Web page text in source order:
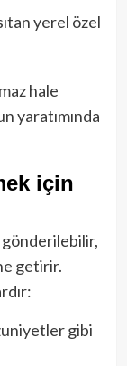
yerel özel
hale
yaratımında
için
gönderilebilir,
getirir.
gibi